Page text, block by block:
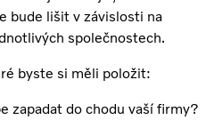
bude lišit v závislosti na
společnostech.
byste si měli položit:
zapadat do chodu vaší firmy?